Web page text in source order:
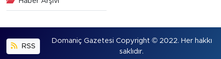
RSS
Domaniç Gazetesi Copyright © 2022. Her hakkı
saklıdır.